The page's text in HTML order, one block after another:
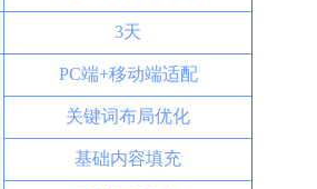
3天
PC端+移动端适配
关键词布局优化
基础内容填充